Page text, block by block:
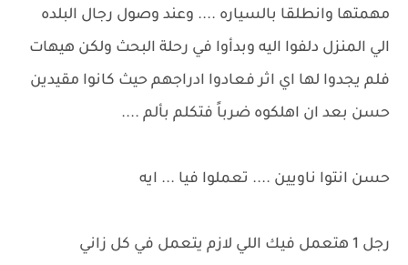
مهمتها وانطلقا بالسياره .... وعند وصول رجال البلده
الي المنزل دلفوا اليه وبدأوا في رحلة البحث ولكن هيهات
فلم يجدوا لها اي اثر فعادوا ادراجهم حيث كانوا مقيدين
حسن بعد ان اهلكوه ضرباً فتكلم بألم ....
حسن انتوا ناويين .... تعملوا فيا ... ايه
رجل 1 هتعمل فيك اللي لازم يتعمل في كل زاني